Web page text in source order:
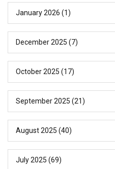
January 2026 (1)
December 2025 (7)
October 2025 (17)
September 2025 (21)
August 2025 (40)
July 2025 (69)